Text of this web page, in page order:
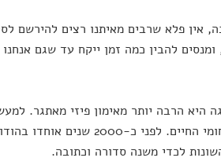
אין פלא שרבים מאיתנו רצים להירשם
ומנסים להבין כמה זמן ייקח עד שגם
היא הרבה יותר מאימון פיזי מאתגר.
שמקיפה את כל תחומי החיים.
לכדי משנה סדורה וכתובה.